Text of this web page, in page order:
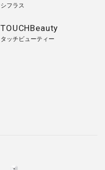
シフラス
TOUCHBeauty
タッチビューティー